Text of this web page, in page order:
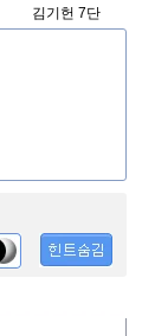
김기헌 7단